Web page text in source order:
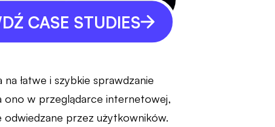
CASE STUDIES
łatwe i szybkie sprawdzanie
ono w przeglądarce internetowej,
odwiedzane przez użytkowników.